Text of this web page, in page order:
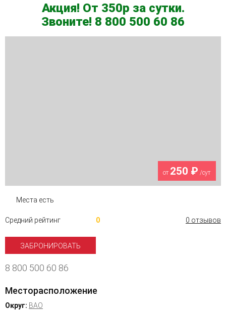
Акция! От 350р за сутки.
Звоните! 8 800 500 60 86
от 250 ₽ /сут
Места есть
Средний рейтинг 0 0 отзывов
ЗАБРОНИРОВАТЬ
8 800 500 60 86
Месторасположение
Округ: ВАО